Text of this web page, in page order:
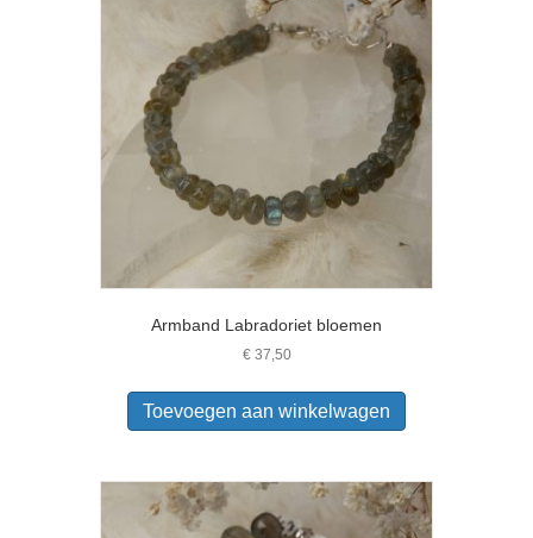
Armband Labradoriet bloemen
€37,50
Toevoegen aan winkelwagen